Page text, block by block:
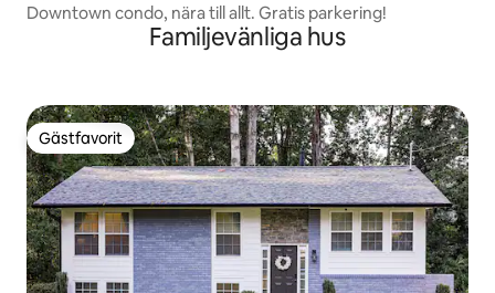
Downtown condo, nära till allt. Gratis parkering!
Familjevänliga hus
Gästfavorit
Gästfavorit